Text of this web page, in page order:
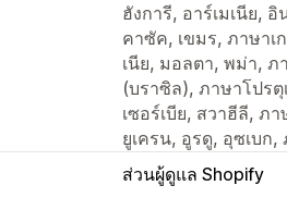
ฮังการี, อาร์เมเนีย,
คาซัค, เขมร, ภาษาเ
เนีย, มอลตา, พม่า,
(บราซิล), ภาษาโปรตุ
เซอร์เบีย, สวาฮีลี, ภ
ยูเครน, อูรดู, อุซเบก
ส่วนผู้ดูแล Shopify